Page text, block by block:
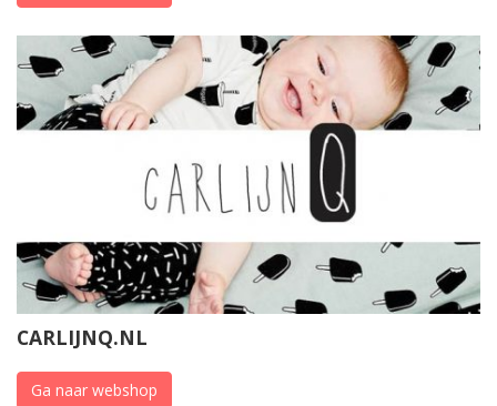
CARLIJNQ.NL
Ga naar webshop